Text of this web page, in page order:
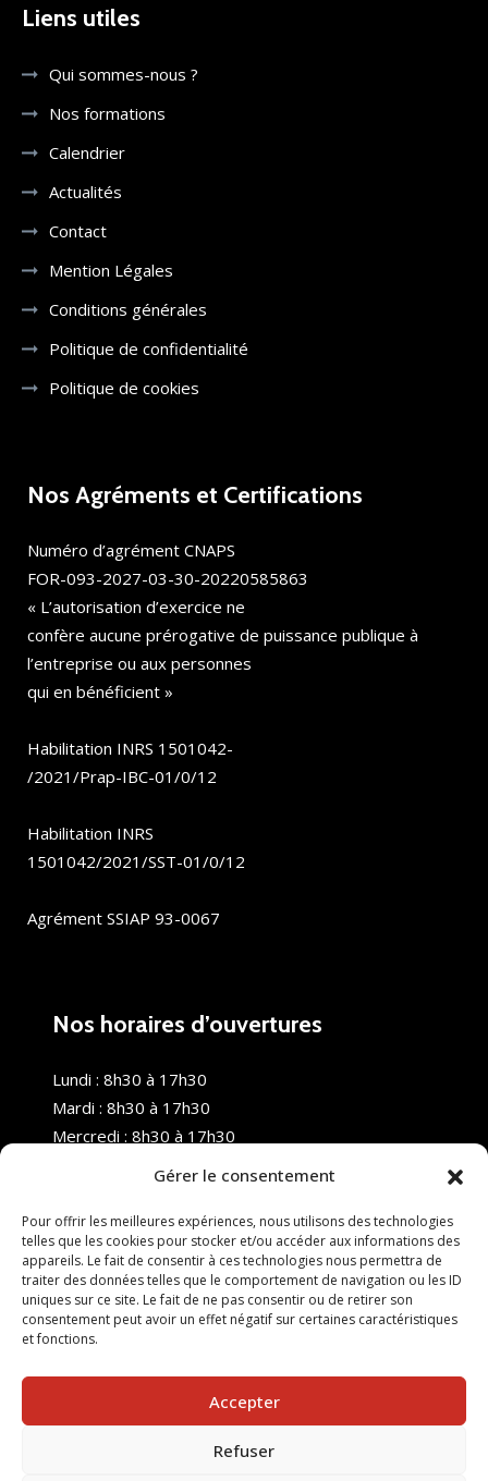
Gérer le consentement
Pour offrir les meilleures expériences, nous utilisons des technologies
telles que les cookies pour stocker et/ou accéder aux informations des
appareils. Le fait de consentir à ces technologies nous permettra de
traiter des données telles que le comportement de navigation ou les ID
uniques sur ce site. Le fait de ne pas consentir ou de retirer son
consentement peut avoir un effet négatif sur certaines caractéristiques
et fonctions.
Accepter
Refuser
Liens utiles
Qui sommes-nous ?
Nos formations
Calendrier
Actualités
Contact
Mention Légales
Conditions générales
Politique de confidentialité
Politique de cookies
Nos Agréments et Certifications
Numéro d’agrément CNAPS
FOR-093-2027-03-30-20220585863
« L’autorisation d’exercice ne
confère aucune prérogative de puissance publique à
l’entreprise ou aux personnes
qui en bénéficient »
Habilitation INRS 1501042-
/2021/Prap-IBC-01/0/12
Habilitation INRS
1501042/2021/SST-01/0/12
Agrément SSIAP 93-0067
Nos horaires d’ouvertures
Lundi : 8h30 à 17h30
Mardi : 8h30 à 17h30
Mercredi : 8h30 à 17h30
Samedi : Fermé
Dimanche : Fermé
© 2025 Nouvel R Formation - TOUS DROITS RÉSERVÉS -